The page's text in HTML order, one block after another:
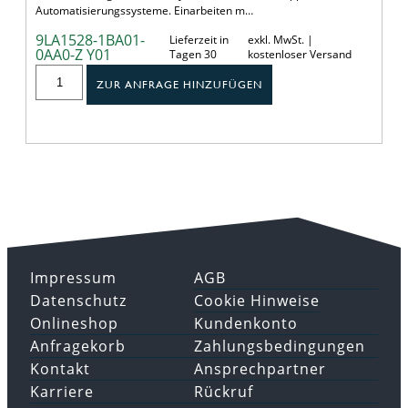
Automatisierungssysteme. Einarbeiten m…
9LA1528-1BA01-
0AA0-Z Y01
Lieferzeit in
Tagen 30
exkl. MwSt. |
kostenloser Versand
ZUR ANFRAGE HINZUFÜGEN
Impressum
Datenschutz
AGB
Cookie Hinweise
Onlineshop
Anfragekorb
Kundenkonto
Zahlungsbedingungen
Kontakt
Karriere
Ansprechpartner
Rückruf